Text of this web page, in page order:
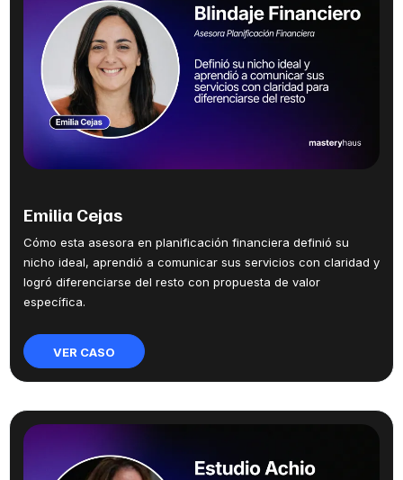
Emilia Cejas
Cómo esta asesora en planificación financiera definió su
nicho ideal, aprendió a comunicar sus servicios con claridad y
logró diferenciarse del resto con propuesta de valor
específica.
VER CASO